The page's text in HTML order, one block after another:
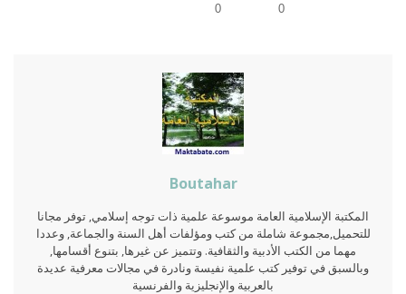
0
0
Boutahar
المكتبة الإسلامية العامة موسوعة علمية ذات توجه إسلامي, توفر مجانا
للتحميل,مجموعة شاملة من كتب ومؤلفات أهل السنة والجماعة, وعددا
مهما من الكتب الأدبية والثقافية. وتتميز عن غيرها, بتنوع أقسامها,
وبالسبق في توفير كتب علمية نفيسة ونادرة في مجالات معرفية عديدة
بالعربية والإنجليزية والفرنسية